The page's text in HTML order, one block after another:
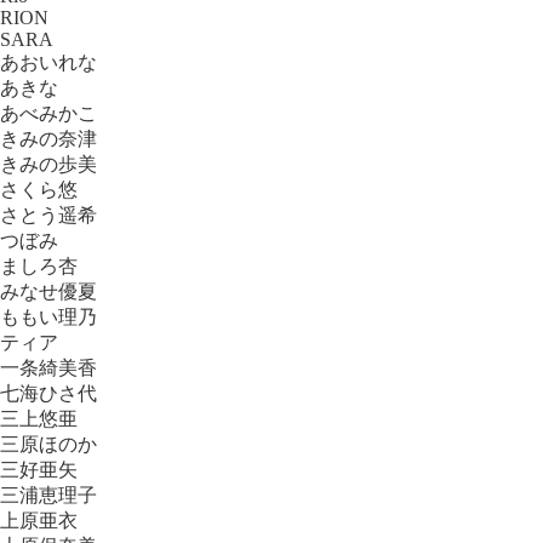
RION
SARA
あおいれな
あきな
あべみかこ
きみの奈津
きみの歩美
さくら悠
さとう遥希
つぼみ
ましろ杏
みなせ優夏
ももい理乃
ティア
一条綺美香
七海ひさ代
三上悠亜
三原ほのか
三好亜矢
三浦恵理子
上原亜衣